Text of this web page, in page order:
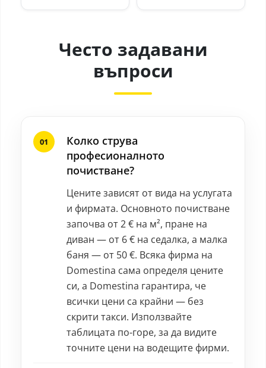
Често задавани
въпроси
Колко струва
професионалното
почистване?
Цените зависят от вида на услугата
и фирмата. Основното почистване
започва от 2 € на м², пране на
диван — от 6 € на седалка, а малка
баня — от 50 €. Всяка фирма на
Domestina сама определя цените
си, а Domestina гарантира, че
всички цени са крайни — без
скрити такси. Използвайте
таблицата по-горе, за да видите
точните цени на водещите фирми.